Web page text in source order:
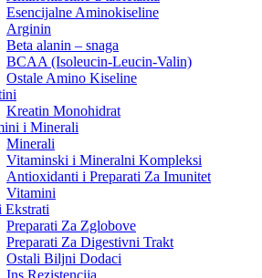
Esencijalne Aminokiseline
Arginin
Beta alanin – snaga
BCAA (Isoleucin-Leucin-Valin)
Ostale Amino Kiseline
Kreatin Monohidrat
i Minerali
Minerali
Vitaminski i Mineralni Kompleksi
Antioxidanti i Preparati Za Imunitet
Vitamini
Preparati Za Zglobove
Preparati Za Digestivni Trakt
Ostali Biljni Dodaci